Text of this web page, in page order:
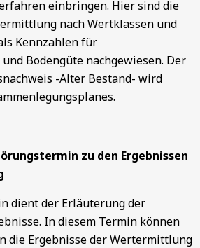
einbringen. Hier sind die
nach Wertklassen und
Kennzahlen für
Bodengüte nachgewiesen. Der
-Alter Bestand- wird
zu den Ergebnissen
dient der Erläuterung der
In diesem Termin können
die Ergebnisse der Wertermittlung